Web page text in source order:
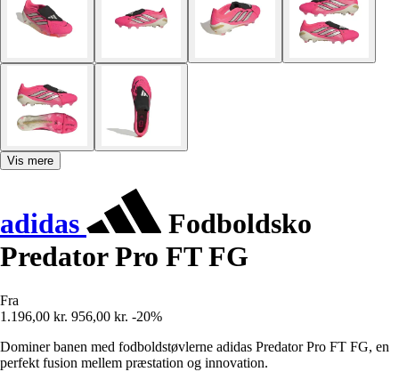
Vis mere
adidas
Fodboldsko
Predator Pro FT FG
Fra
1.196,00 kr. 956,00 kr. -20%
Dominer banen med fodboldstøvlerne adidas Predator Pro FT FG, en
perfekt fusion mellem præstation og innovation.